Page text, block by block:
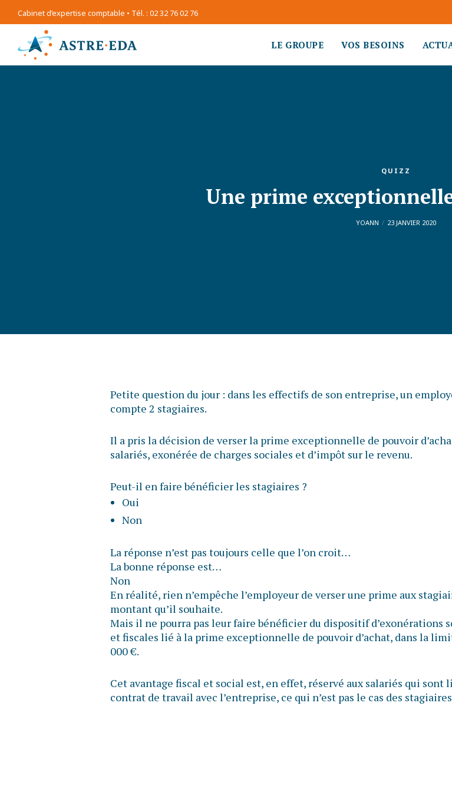
Cabinet d’expertise comptable • Tél. : 02 32 76 02 76
LE GROUPE VOS BESOINS
QUIZZ
Une prime
YOANN 23 JANVIER 2020
Petite question du jour : dans les effectifs de son entreprise, un
compte 2 stagiaires.
Il a pris la décision de verser la prime exceptionnelle de pouvoir
salariés, exonérée de charges sociales et d’impôt sur le revenu.
Peut-il en faire bénéficier les stagiaires ?
Oui
Non
La réponse n’est pas toujours celle que l’on croit…
La bonne réponse est…
Non
En réalité, rien n’empêche l’employeur de verser une prime aux
montant qu’il souhaite.
Mais il ne pourra pas leur faire bénéficier du dispositif d’exonérations
et fiscales lié à la prime exceptionnelle de pouvoir d’achat, dans la
000 €.
Cet avantage fiscal et social est, en effet, réservé aux salariés qui sont
contrat de travail avec l’entreprise, ce qui n’est pas le cas des